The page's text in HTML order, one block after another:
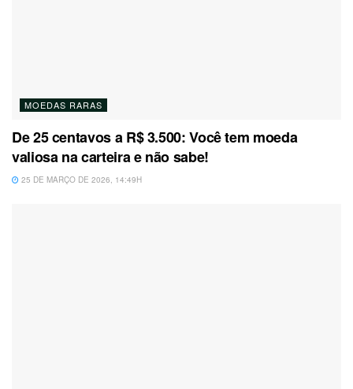
MOEDAS RARAS
De 25 centavos a R$ 3.500: Você tem moeda
valiosa na carteira e não sabe!
25 DE MARÇO DE 2026, 14:49H